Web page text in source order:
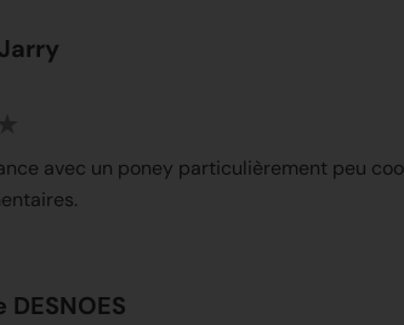
avec un poney particulièrement peu